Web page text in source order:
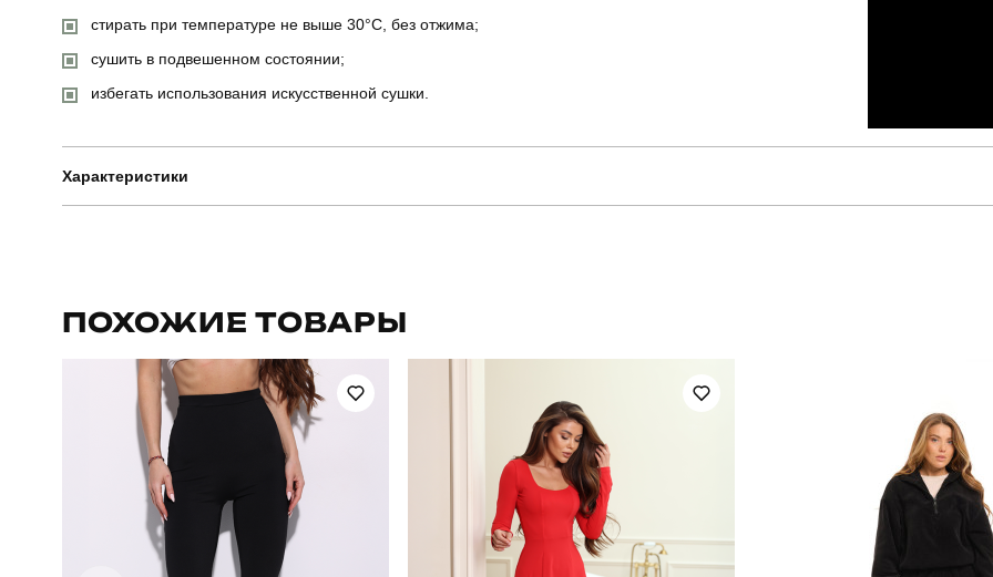
стирать при температуре не выше 30°C, без отжима;
сушить в подвешенном состоянии;
избегать использования искусственной сушки.
Характеристики
Стиль
Склад тканини 100% поліестер
ПОХОЖИЕ ТОВАРЫ